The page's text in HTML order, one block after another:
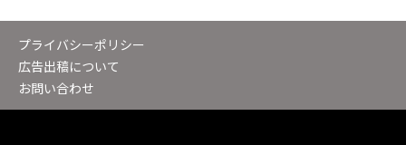
プライバシーポリシー
広告出稿について
お問い合わせ